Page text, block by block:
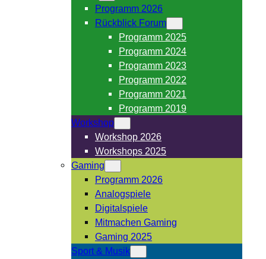
Programm 2026
Rückblick Forum
Programm 2025
Programm 2024
Programm 2023
Programm 2022
Programm 2021
Programm 2019
Workshop
Workshop 2026
Workshops 2025
Gaming
Programm 2026
Analogspiele
Digitalspiele
Mitmachen Gaming
Gaming 2025
Sport & Musik